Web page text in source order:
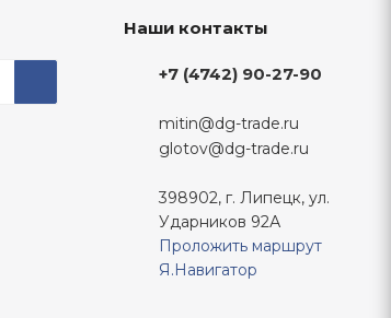
Наши контакты
+7 (4742) 90-27-90
mitin@dg-trade.ru
glotov@dg-trade.ru
398902, г. Липецк, ул.
Ударников 92А
Проложить маршрут
Я.Навигатор